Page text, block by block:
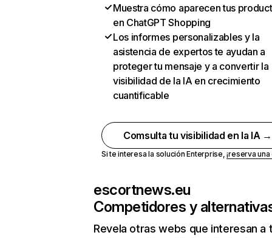
Muestra cómo aparecen tus
en ChatGPT Shopping
Los informes personalizables y la
asistencia de expertos te ayudan a
proteger tu mensaje y a convertir la
visibilidad de la IA en crecimiento
cuantificable
Comsulta tu visibilidad en la IA →
Si te interesa la solución Enterprise,¡reserva
escortnews.eu
Competidores y
Revela otras webs que interesan a